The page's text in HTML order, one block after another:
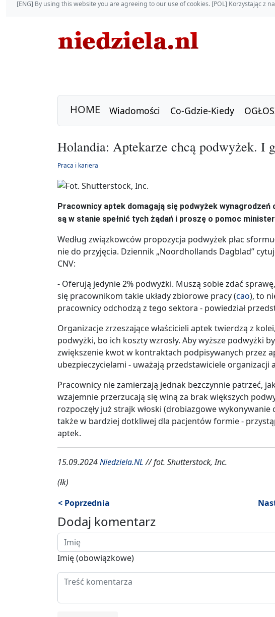
[ENG] By using this website you are agreeing to our use of cookies. [POL] Korzystając
HOME Wiadomości Co-Gdzie-Kiedy
Holandia: Aptekarze chcą podwyżek. I
Praca i kariera
Pracownicy aptek domagają się podwyżek wynagrodzeń
są w stanie spełnić tych żądań i proszę o pomoc
Według związkowców propozycja podwyżek płac
nie do przyjęcia. Dziennik „Noordhollands Dagblad”
CNV:
- Oferują jedynie 2% podwyżki. Muszą sobie zdać
się pracownikom takie układy zbiorowe pracy (cao), to
pracownicy odchodzą z tego sektora - powiedział
Organizacje zrzeszające właścicieli aptek twierdzą z
podwyżki, bo ich koszty wzrosły. Aby wyższe podwyżki
zwiększenie kwot w kontraktach podpisywanych przez
ubezpieczycielami - uważają przedstawiciele organizacji
Pracownicy nie zamierzają jednak bezczynnie patrzeć,
wzajemnie przerzucają się winą za brak większych
rozpoczęły już strajk włoski (drobiazgowe
także w bardziej dotkliwej dla pacjentów formie -
aptek.
15.09.2024Niedziela.NL// fot. Shutterstock, Inc.
(łk)
< Poprzednia
Dodaj komentarz
Imię (obowiązkowe)